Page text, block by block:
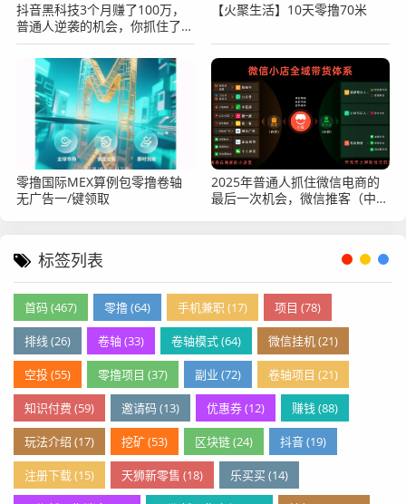
抖音黑科技3个月赚了100万，
普通人逆袭的机会，你抓住了
吗？
【火聚生活】10天零撸70米
零撸国际MEX算例包零撸卷轴
无广告一/键领取
2025年普通人抓住微信电商的
最后一次机会，微信推客（中国
标签列表
首码 (467) 零撸 (64) 手机兼职 (17) 项目 (78)
排线 (26) 卷轴 (33) 卷轴模式 (64) 微信挂机 (21)
空投 (55) 零撸项目 (37) 副业 (72) 卷轴项目 (21)
知识付费 (59) 邀请码 (13) 优惠券 (12) 赚钱 (88)
玩法介绍 (17) 挖矿 (53) 区块链 (24) 抖音 (19)
注册下载 (15) 天狮新零售 (18) 乐买买 (14)